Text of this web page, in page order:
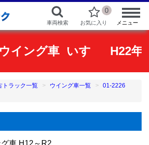
車両検索
0
お気に入り メニュー
イング車 いすゞ H22年
トラック一覧 ウイング車一覧
01-2226
車 H12～R2